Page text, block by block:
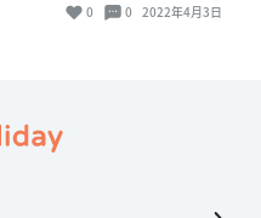
0 0 2022年4月3日